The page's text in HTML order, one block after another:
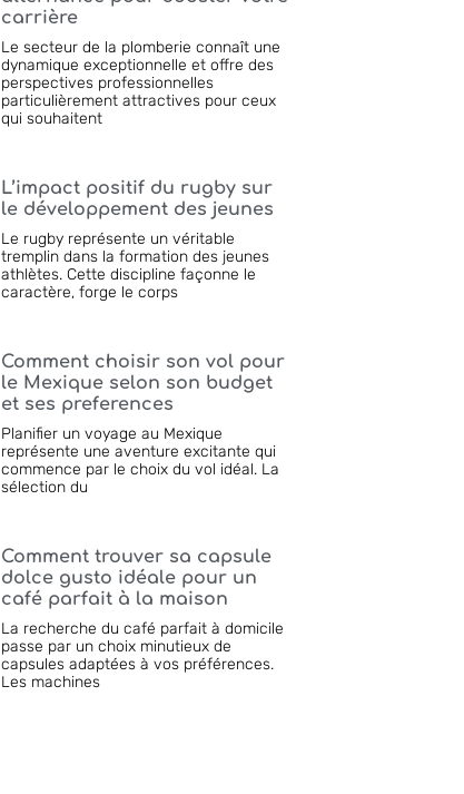
carrière
Le secteur de la plomberie connaît une
dynamique exceptionnelle et offre des
perspectives professionnelles
particulièrement attractives pour ceux
qui souhaitent
L’impact positif du rugby sur
le développement des jeunes
Le rugby représente un véritable
tremplin dans la formation des jeunes
athlètes. Cette discipline façonne le
caractère, forge le corps
Comment choisir son vol pour
le Mexique selon son budget
et ses preferences
Planifier un voyage au Mexique
représente une aventure excitante qui
commence par le choix du vol idéal. La
sélection du
Comment trouver sa capsule
dolce gusto idéale pour un
café parfait à la maison
La recherche du café parfait à domicile
passe par un choix minutieux de
capsules adaptées à vos préférences.
Les machines